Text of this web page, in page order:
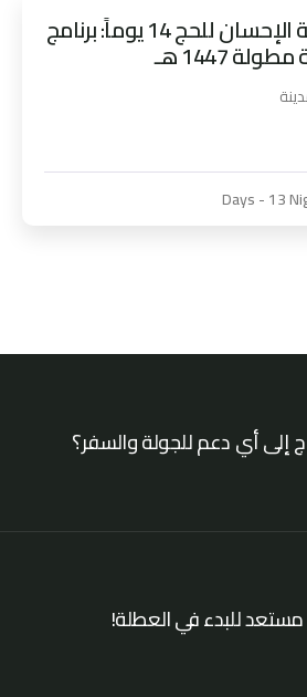
مجرّ الكبش – رحلة الإحسان للحج 14 يوماً: برنامج
إلى أي دعم للجولة والسفر؟
للبدء في العطلة!